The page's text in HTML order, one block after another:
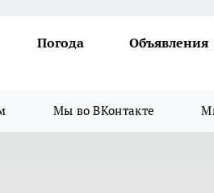
Погода
Объявления
Мы во ВКонтакте